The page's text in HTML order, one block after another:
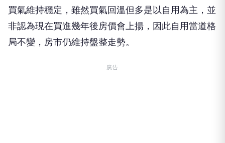
買氣維持穩定，雖然買氣回溫但多是以自用為主，並
非認為現在買進幾年後房價會上揚，因此自用當道格
局不變，房市仍維持盤整走勢。
廣告